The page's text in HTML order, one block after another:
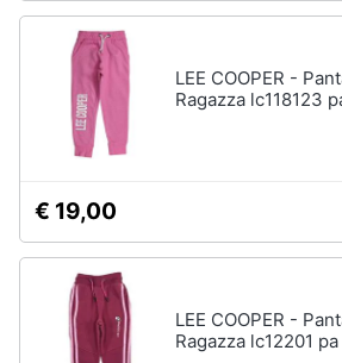
LEE COOPER -
Ragazza lc118123
€ 19,00
LEE COOPER -
Ragazza lc12201